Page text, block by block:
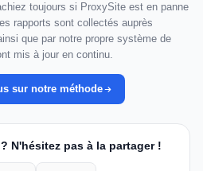
toujours si ProxySite est en panne
rapports sont collectés auprès
que par notre propre système de
mis à jour en continu.
sur notre méthode
N'hésitez pas à la partager !